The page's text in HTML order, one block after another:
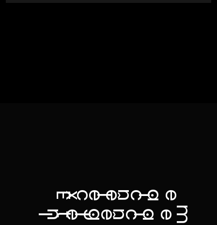
E
x
c
e
l
ên
c
i
ae
I
n
t
e
l
i
gên
c
i
ae
m